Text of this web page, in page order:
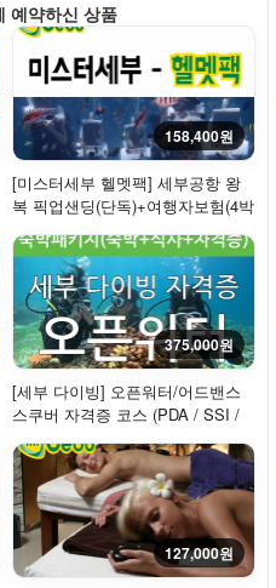
예약하신 상품
158,400원
[미스터세부 헬멧팩] 세부공항 왕
복 픽업샌딩(단독)+여행자보험(4박
5일)+헬멧...
375,000원
[세부 다이빙] 오픈워터/어드밴스
스쿠버 자격증 코스 (PDA / SSI /
PADI 택 1...
127,000원